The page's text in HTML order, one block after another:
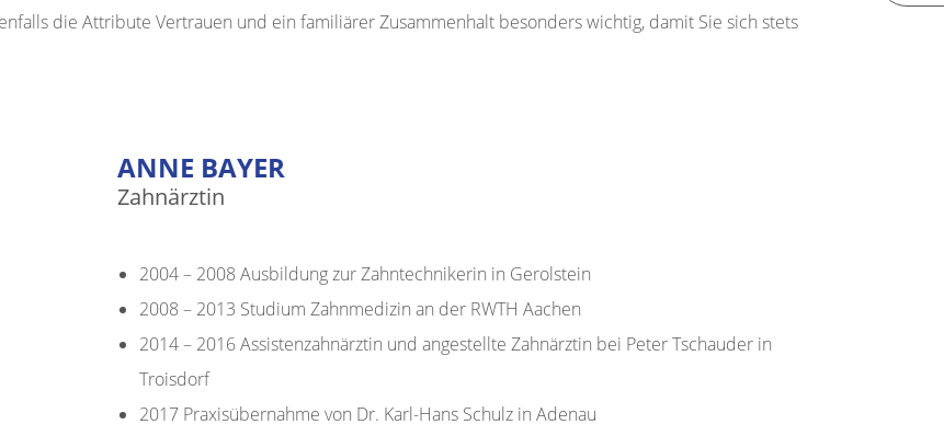
die Attribute Vertrauen und ein familiärer Zusammenhalt besonders wichtig, damit Sie sich stets
ANNE BAYER
Zahnärztin
2004 – 2008 Ausbildung zur Zahntechnikerin in Gerolstein
2008 – 2013 Studium Zahnmedizin an der RWTH Aachen
2014 – 2016 Assistenzahnärztin und angestellte Zahnärztin bei Peter Tschauder in
Troisdorf
2017 Praxisübernahme von Dr. Karl-Hans Schulz in Adenau